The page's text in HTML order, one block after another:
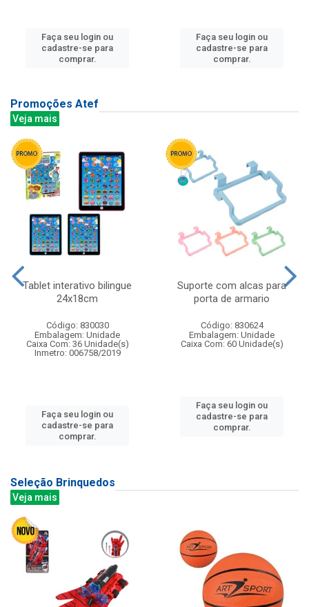
Faça seu login ou
cadastre-se para
comprar.
Faça seu login ou
cadastre-se para
comprar.
Promoções Atef
Veja mais
Tablet interativo bilingue
24x18cm
Código: 830030
Embalagem: Unidade
Caixa Com: 36 Unidade(s)
Inmetro: 006758/2019
Faça seu login ou
cadastre-se para
comprar.
Suporte com alcas para
porta de armario
Código: 830624
Embalagem: Unidade
Caixa Com: 60 Unidade(s)
Faça seu login ou
cadastre-se para
comprar.
Seleção Brinquedos
Veja mais